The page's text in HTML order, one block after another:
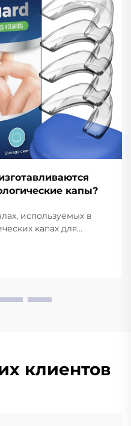
капы?
используемых в
капах для
характеристики.
клиентов